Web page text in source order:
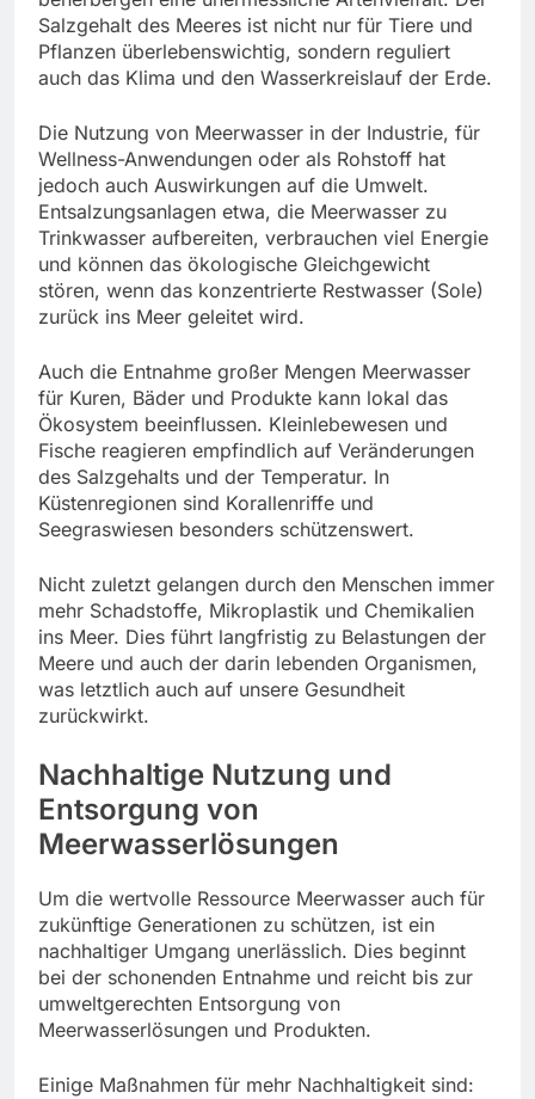
Salzgehalt des Meeres ist nicht nur für Tiere und
Pflanzen überlebenswichtig, sondern reguliert
auch das Klima und den Wasserkreislauf der Erde.
Die Nutzung von Meerwasser in der Industrie, für
Wellness-Anwendungen oder als Rohstoff hat
jedoch auch Auswirkungen auf die Umwelt.
Entsalzungsanlagen etwa, die Meerwasser zu
Trinkwasser aufbereiten, verbrauchen viel Energie
und können das ökologische Gleichgewicht
stören, wenn das konzentrierte Restwasser (Sole)
zurück ins Meer geleitet wird.
Auch die Entnahme großer Mengen Meerwasser
für Kuren, Bäder und Produkte kann lokal das
Ökosystem beeinflussen. Kleinlebewesen und
Fische reagieren empfindlich auf Veränderungen
des Salzgehalts und der Temperatur. In
Küstenregionen sind Korallenriffe und
Seegraswiesen besonders schützenswert.
Nicht zuletzt gelangen durch den Menschen immer
mehr Schadstoffe, Mikroplastik und Chemikalien
ins Meer. Dies führt langfristig zu Belastungen der
Meere und auch der darin lebenden Organismen,
was letztlich auch auf unsere Gesundheit
zurückwirkt.
Nachhaltige Nutzung und
Entsorgung von
Meerwasserlösungen
Um die wertvolle Ressource Meerwasser auch für
zukünftige Generationen zu schützen, ist ein
nachhaltiger Umgang unerlässlich. Dies beginnt
bei der schonenden Entnahme und reicht bis zur
umweltgerechten Entsorgung von
Meerwasserlösungen und Produkten.
Einige Maßnahmen für mehr Nachhaltigkeit sind: